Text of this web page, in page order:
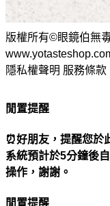
版權所有©眼鏡伯無
隱私權聲明 服務條款
閒置提醒
⏰好朋友，提醒您於
系統預計於5分鐘後
操作，謝謝。
閒置提醒